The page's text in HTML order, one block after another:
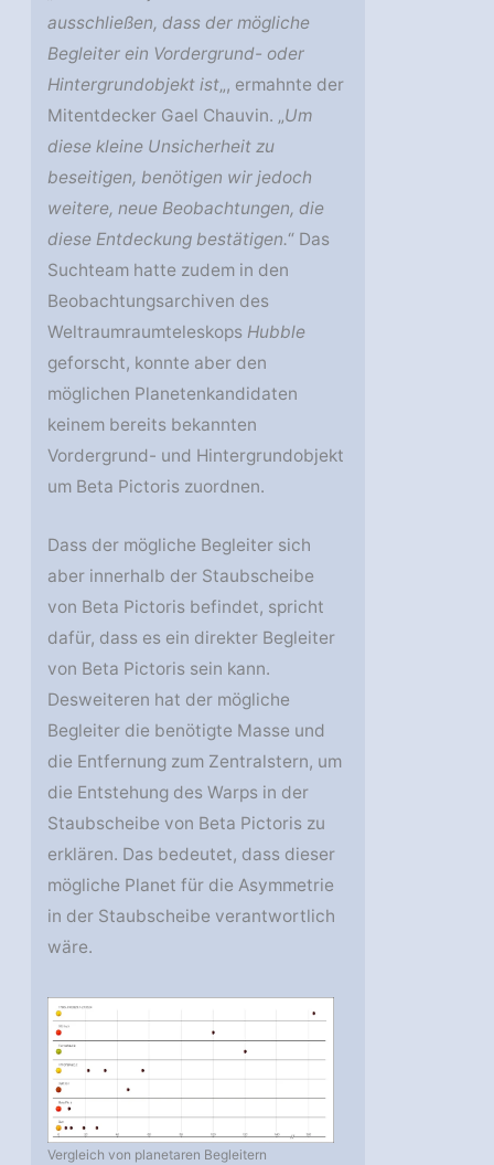
ausschließen, dass der mögliche
Begleiter ein Vordergrund- oder
Hintergrundobjekt ist„, ermahnte der
Mitentdecker Gael Chauvin. „Um
diese kleine Unsicherheit zu
beseitigen, benötigen wir jedoch
weitere, neue Beobachtungen, die
diese Entdeckung bestätigen.“ Das
Suchteam hatte zudem in den
Beobachtungsarchiven des
WeltraumraumteleskopsHubble
geforscht, konnte aber den
möglichen Planetenkandidaten
keinem bereits bekannten
Vordergrund- und Hintergrundobjekt
um Beta Pictoris zuordnen.
Dass der mögliche Begleiter sich
aber innerhalb der Staubscheibe
von Beta Pictoris befindet, spricht
dafür, dass es ein direkter Begleiter
von Beta Pictoris sein kann.
Desweiteren hat der mögliche
Begleiter die benötigte Masse und
die Entfernung zum Zentralstern, um
die Entstehung des Warps in der
Staubscheibe von Beta Pictoris zu
erklären. Das bedeutet, dass dieser
mögliche Planet für die Asymmetrie
in der Staubscheibe verantwortlich
wäre.
Vergleich von planetaren Begleitern